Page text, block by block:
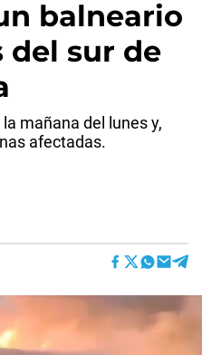
balneario
del sur de
mañana del lunes y,
afectadas.